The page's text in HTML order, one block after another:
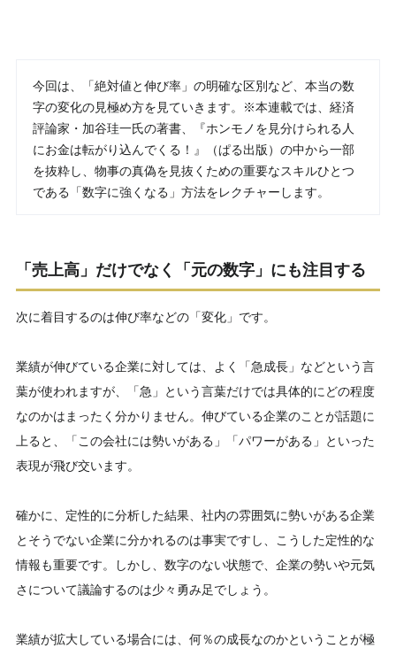
今回は、「絶対値と伸び率」の明確な区別など、本当の数
字の変化の見極め方を見ていきます。※本連載では、経済
評論家・加谷珪一氏の著書、『ホンモノを見分けられる人
にお金は転がり込んでくる！』（ぱる出版）の中から一部
を抜粋し、物事の真偽を見抜くための重要なスキルひとつ
である「数字に強くなる」方法をレクチャーします。
「売上高」だけでなく「元の数字」にも注目する
次に着目するのは伸び率などの「変化」です。
業績が伸びている企業に対しては、よく「急成長」などという言
葉が使われますが、「急」という言葉だけでは具体的にどの程度
なのかはまったく分かりません。伸びている企業のことが話題に
上ると、「この会社には勢いがある」「パワーがある」といった
表現が飛び交います。
確かに、定性的に分析した結果、社内の雰囲気に勢いがある企業
とそうでない企業に分かれるのは事実ですし、こうした定性的な
情報も重要です。しかし、数字のない状態で、企業の勢いや元気
さについて議論するのは少々勇み足でしょう。
業績が拡大している場合には、何％の成長なのかということが極